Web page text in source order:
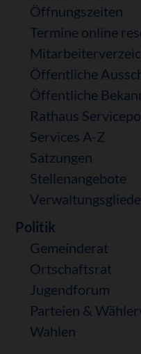
Öffnungszeiten
Termine online
Öffentliche
Öffentliche
Rathaus
Services A-Z
Satzungen
Stellenangebote
Politik
Gemeinderat
Ortschaftsrat
Jugendforum
Parteien &
Wahlen